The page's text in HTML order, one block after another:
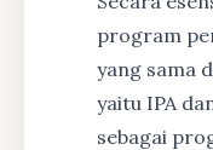
program
yang sama
yaitu IPA
sebagai